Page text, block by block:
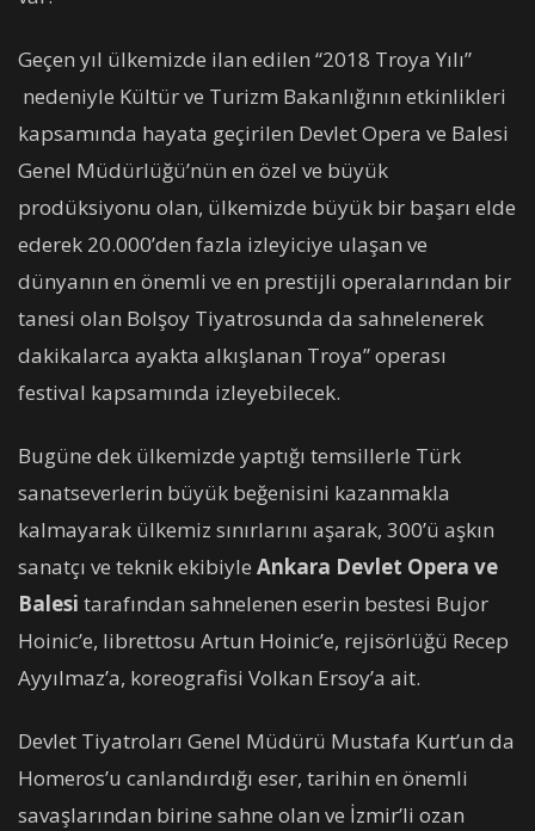
Geçen yıl ülkemizde ilan edilen “2018 Troya Yılı”
nedeniyle Kültür ve Turizm Bakanlığının etkinlikleri
kapsamında hayata geçirilen Devlet Opera ve Balesi
Genel Müdürlüğü’nün en özel ve büyük
prodüksiyonu olan, ülkemizde büyük bir başarı elde
ederek 20.000’den fazla izleyiciye ulaşan ve
dünyanın en önemli ve en prestijli operalarından bir
tanesi olan Bolşoy Tiyatrosunda da sahnelenerek
dakikalarca ayakta alkışlanan Troya” operası
festival kapsamında izleyebilecek.
Bugüne dek ülkemizde yaptığı temsillerle Türk
sanatseverlerin büyük beğenisini kazanmakla
kalmayarak ülkemiz sınırlarını aşarak, 300’ü aşkın
sanatçı ve teknik ekibiyle Ankara Devlet Opera ve
Balesi tarafından sahnelenen eserin bestesi Bujor
Hoinic’e, librettosu Artun Hoinic’e, rejisörlüğü Recep
Ayyılmaz’a, koreografisi Volkan Ersoy’a ait.
Devlet Tiyatroları Genel Müdürü Mustafa Kurt’un da
Homeros’u canlandırdığı eser, tarihin en önemli
savaşlarından birine sahne olan ve İzmir’li ozan